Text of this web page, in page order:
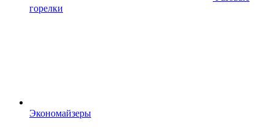
горелки
Экономайзеры